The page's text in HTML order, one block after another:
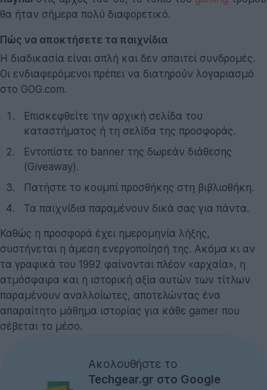
θα ήταν σήμερα πολύ διαφορετικό.
Πώς να αποκτήσετε τα παιχνίδια
Η διαδικασία είναι απλή και δεν απαιτεί συνδρομές.
Οι ενδιαφερόμενοι πρέπει να διατηρούν λογαριασμό
στο GOG.com.
Επισκεφθείτε την αρχική σελίδα του
καταστήματος ή τη σελίδα της προσφοράς.
Εντοπίστε το banner της δωρεάν διάθεσης
(Giveaway).
Πατήστε το κουμπί προσθήκης στη βιβλιοθήκη.
Τα παιχνίδια παραμένουν δικά σας για πάντα.
Καθώς η προσφορά έχει ημερομηνία λήξης,
συστήνεται η άμεση ενεργοποίησή της. Ακόμα κι αν
τα γραφικά του 1992 φαίνονται πλέον «αρχαία», η
ατμόσφαιρα και η ιστορική αξία αυτών των τίτλων
παραμένουν αναλλοίωτες, αποτελώντας ένα
απαραίτητο μάθημα ιστορίας για κάθε gamer που
σέβεται το μέσο.
Ακολουθήστε το
Techgear.gr στο Google